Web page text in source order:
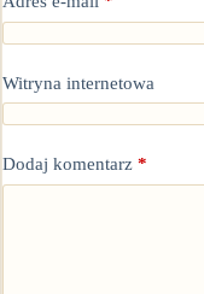
Witryna internetowa
Dodaj komentarz *